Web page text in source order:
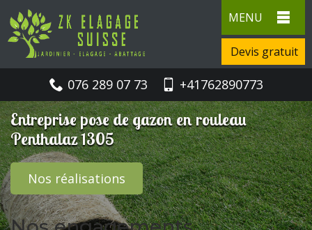
MENU
Devis gratuit
076 289 07 73 +41762890773
Entreprise pose de gazon en rouleau
Penthalaz 1305
Nos réalisations